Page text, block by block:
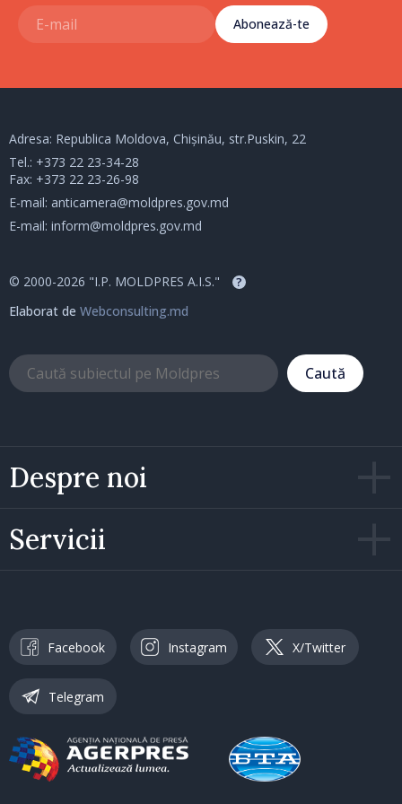
Abonează-te
Despre noi
Servicii
Adresa: Republica Moldova, Chișinău, str.Puskin, 22
Tel.: +373 22 23-34-28
Fax: +373 22 23-26-98
E-mail: anticamera@moldpres.gov.md
E-mail: inform@moldpres.gov.md
© 2000-2026 "I.P. MOLDPRES A.I.S." ?
Elaborat de Webconsulting.md
Caută
Facebook Instagram X/Twitter
Telegram